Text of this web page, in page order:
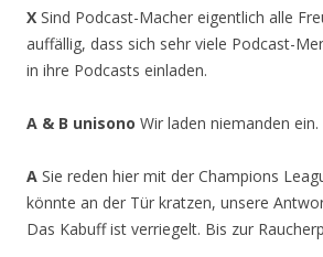
X Sind Podcast-Macher eigentlich alle
auffällig, dass sich sehr viele Podcast-
in ihre Podcasts einladen.
A & B unisono Wir laden niemanden ein.
A Sie reden hier mit der Champions
könnte an der Tür kratzen, unsere
Das Kabuff ist verriegelt. Bis zur